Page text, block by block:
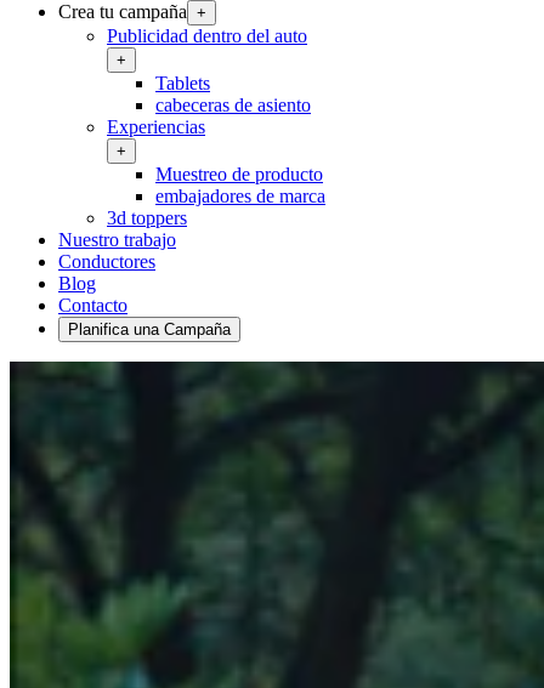
Crea tu campaña +
Publicidad dentro del auto
+
Tablets
cabeceras de asiento
Experiencias
+
Muestreo de producto
embajadores de marca
3d toppers
Nuestro trabajo
Conductores
Blog
Contacto
Planifica una Campaña